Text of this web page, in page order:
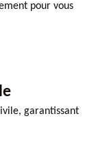
pour vous
garantissant